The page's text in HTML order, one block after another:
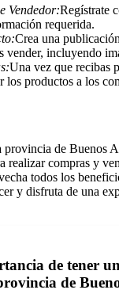
Vendedor:Regístrate
requerida.
Crea una
vender, incluyendo
Una vez que recibas
los productos a los
de Buenos
realizar compras y
todos los
y disfruta de una
de tener
de